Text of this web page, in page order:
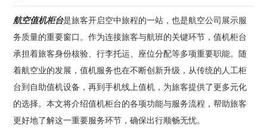
航空值机柜台是旅客开启空中旅程的一站，也是航空公司展示服
务质量的重要窗口。作为连接旅客与航班的关键环节，值机柜台
承担着旅客身份核验、行李托运、座位分配等多项重要职能。随
着航空业的发展，值机服务也在不断创新升级，从传统的人工柜
台到自助值机设备，再到手机线上值机，为旅客提供了更多元化
的选择。本文将介绍值机柜台的各项功能与服务流程，帮助旅客
更好地了解这一重要服务环节，确保出行顺畅无忧。